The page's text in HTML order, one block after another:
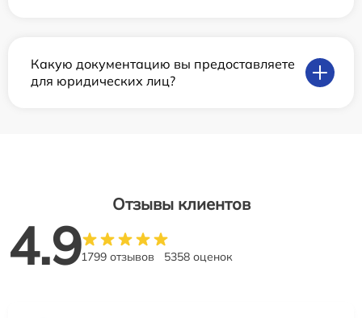
Какую документацию вы предоставляете
для юридических лиц?
Отзывы клиентов
4.91799 отзывов 5358 оценок